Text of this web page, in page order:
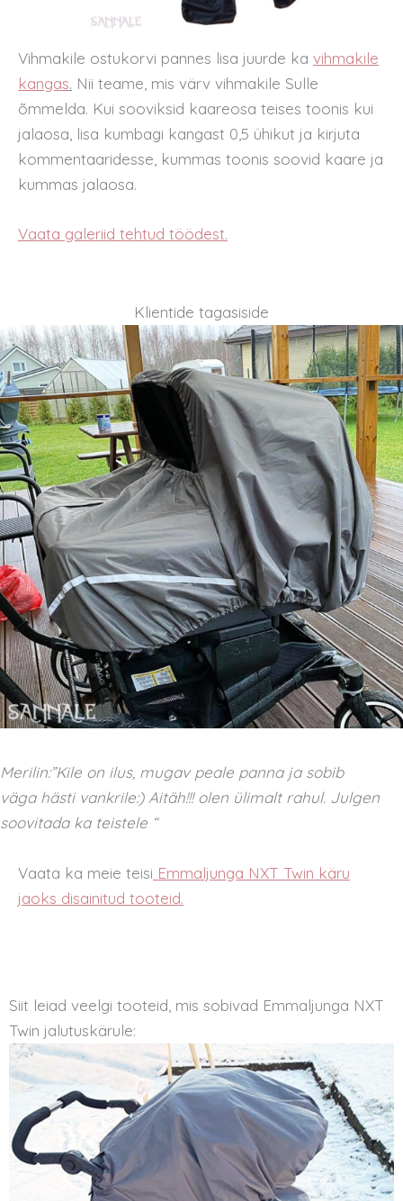
Vihmakile ostukorvi pannes lisa juurde ka vihmakile
kangas. Nii teame, mis värv vihmakile Sulle
õmmelda. Kui sooviksid kaareosa teises toonis kui
jalaosa, lisa kumbagi kangast 0,5 ühikut ja kirjuta
kommentaaridesse, kummas toonis soovid kaare ja
kummas jalaosa.
Vaata galeriid tehtud töödest.
Klientide tagasiside
Merilin:”Kile on ilus, mugav peale panna ja sobib
väga hästi vankrile:) Aitäh!!!olen ülimalt rahul. Julgen
soovitada ka teistele “
Vaata ka meie teisi Emmaljunga NXT Twin käru
jaoks disainitud tooteid.
Siit leiad veelgi tooteid, mis sobivad Emmaljunga NXT
Twin jalutuskärule: